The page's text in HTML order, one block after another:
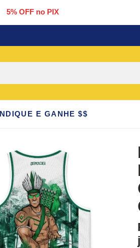
5% OFF no PIX
INDIQUE E GANHE $$